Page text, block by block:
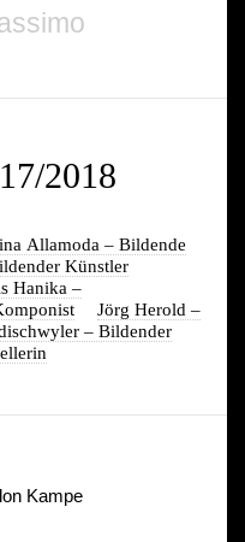
2018
Allamoda – Bildende
Künstler
Hanika –
Jörg Herold –
– Bildender